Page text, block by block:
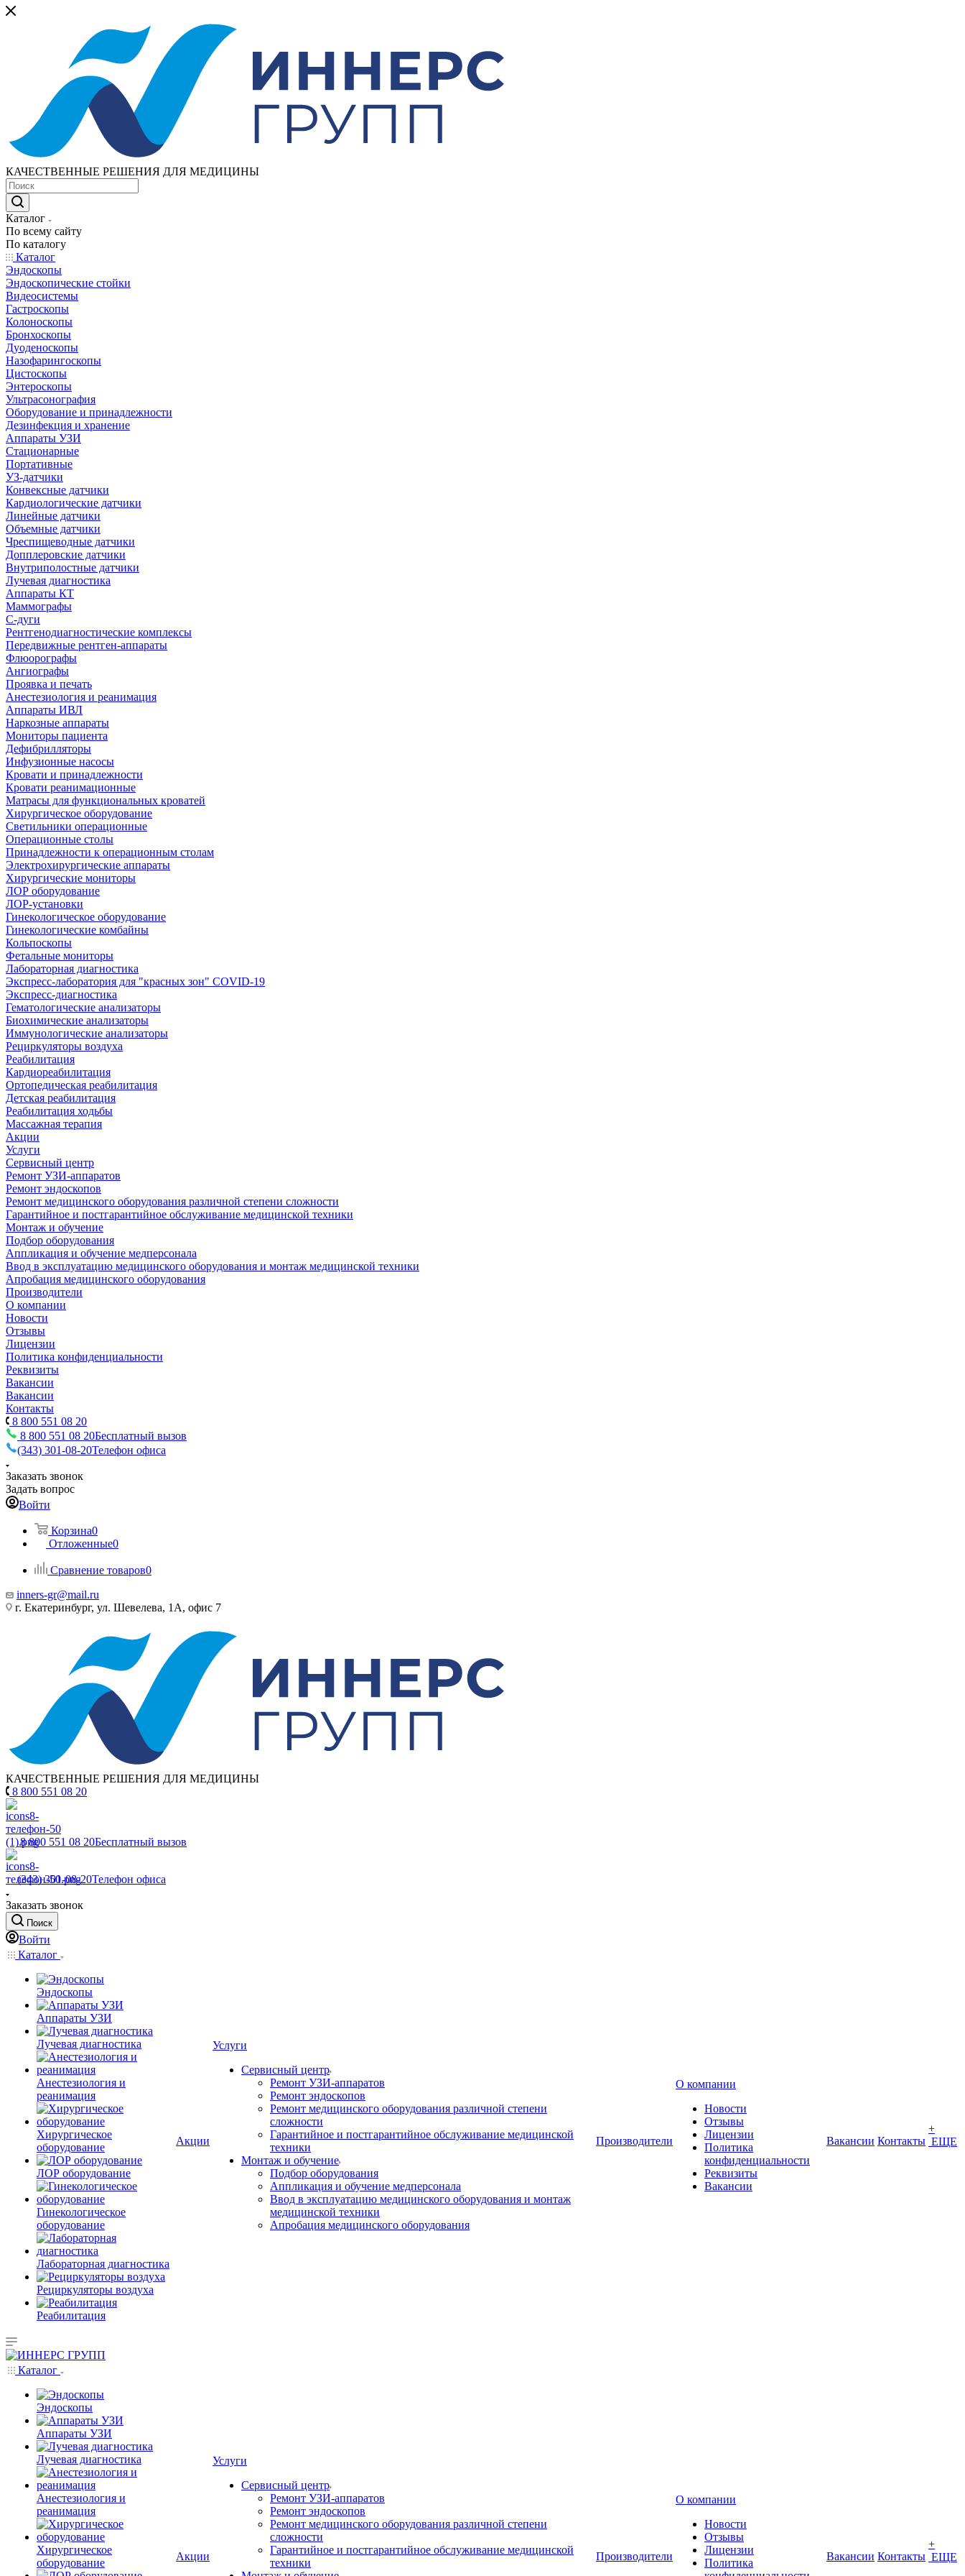
КАЧЕСТВЕННЫЕ РЕШЕНИЯ ДЛЯ МЕДИЦИНЫ
Каталог
По всему сайту
По каталогу
Каталог
Эндоскопы
Эндоскопические стойки
Видеосистемы
Гастроскопы
Колоноскопы
Бронхоскопы
Дуоденоскопы
Назофарингоскопы
Цистоскопы
Энтероскопы
Ультрасонография
Оборудование и принадлежности
Дезинфекция и хранение
Аппараты УЗИ
Стационарные
Портативные
УЗ-датчики
Конвексные датчики
Кардиологические датчики
Линейные датчики
Объемные датчики
Чреспищеводные датчики
Допплеровские датчики
Внутриполостные датчики
Лучевая диагностика
Аппараты КТ
Маммографы
С-дуги
Рентгенодиагностические комплексы
Передвижные рентген-аппараты
Флюорографы
Ангиографы
Проявка и печать
Анестезиология и реанимация
Аппараты ИВЛ
Наркозные аппараты
Мониторы пациента
Дефибрилляторы
Инфузионные насосы
Кровати и принадлежности
Кровати реанимационные
Матрасы для функциональных кроватей
Хирургическое оборудование
Светильники операционные
Операционные столы
Принадлежности к операционным столам
Электрохирургические аппараты
Хирургические мониторы
ЛОР оборудование
ЛОР-установки
Гинекологическое оборудование
Гинекологические комбайны
Кольпоскопы
Фетальные мониторы
Лабораторная диагностика
Экспресс-лаборатория для "красных зон" COVID-19
Экспресс-диагностика
Гематологические анализаторы
Биохимические анализаторы
Иммунологические анализаторы
Рециркуляторы воздуха
Реабилитация
Кардиореабилитация
Ортопедическая реабилитация
Детская реабилитация
Реабилитация ходьбы
Массажная терапия
Акции
Услуги
Сервисный центр
Ремонт УЗИ-аппаратов
Ремонт эндоскопов
Ремонт медицинского оборудования различной степени сложности
Гарантийное и постгарантийное обслуживание медицинской техники
Монтаж и обучение
Подбор оборудования
Аппликация и обучение медперсонала
Ввод в эксплуатацию медицинского оборудования и монтаж медицинской техники
Апробация медицинского оборудования
Производители
О компании
Новости
Отзывы
Лицензии
Политика конфиденциальности
Реквизиты
Вакансии
Вакансии
Контакты
8 800 551 08 20
8 800 551 08 20Бесплатный вызов
(343) 301-08-20Телефон офиса
Заказать звонок
Задать вопрос
Войти
Корзина0
Отложенные0
Сравнение товаров0
inners-gr@mail.ru
г. Екатеринбург, ул. Шевелева, 1А, офис 7
КАЧЕСТВЕННЫЕ РЕШЕНИЯ ДЛЯ МЕДИЦИНЫ
8 800 551 08 20
8 800 551 08 20Бесплатный вызов
(343) 301-08-20Телефон офиса
Заказать звонок
Поиск
Войти
Каталог
Эндоскопы
Аппараты УЗИ
Лучевая диагностика
Анестезиология и
реанимация
Хирургическое
оборудование
ЛОР оборудование
Гинекологическое
оборудование
Лабораторная диагностика
Рециркуляторы воздуха
Реабилитация
Акции
Услуги
Сервисный центр
Ремонт УЗИ-аппаратов
Ремонт эндоскопов
Ремонт медицинского оборудования различной степени
сложности
Гарантийное и постгарантийное обслуживание медицинской
техники
Монтаж и обучение
Подбор оборудования
Аппликация и обучение медперсонала
Ввод в эксплуатацию медицинского оборудования и монтаж
медицинской техники
Апробация медицинского оборудования
Производители
О компании
Новости
Отзывы
Лицензии
Политика
конфиденциальности
Реквизиты
Вакансии
Вакансии Контакты
+
ЕЩЕ
Каталог
Эндоскопы
Аппараты УЗИ
Лучевая диагностика
Анестезиология и
реанимация
Хирургическое
оборудование
Акции
Услуги
Сервисный центр
Ремонт УЗИ-аппаратов
Ремонт эндоскопов
Ремонт медицинского оборудования различной степени
сложности
Гарантийное и постгарантийное обслуживание медицинской
техники
Производители
О компании
Новости
Отзывы
Лицензии
Политика
Вакансии Контакты
+
ЕЩЕ